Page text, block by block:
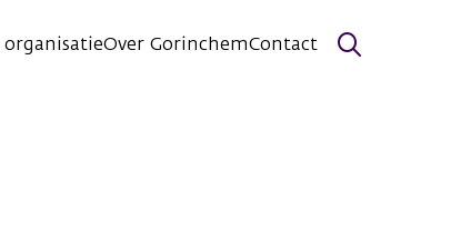
organisatieOver GorinchemContact Zoeken